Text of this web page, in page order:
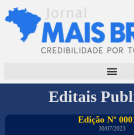
Editais
Edição Nº
30/07/2023